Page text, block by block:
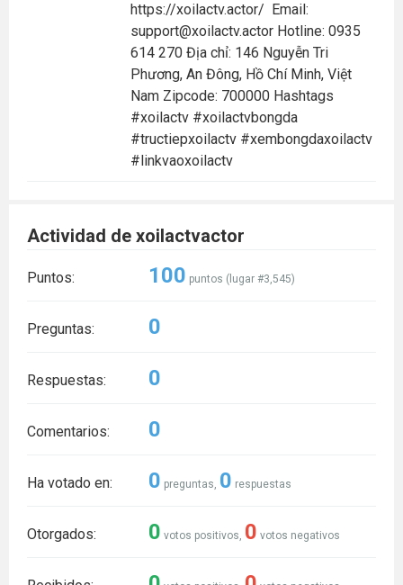
https://xoilactv.actor/ Email:
support@xoilactv.actor Hotline: 0935
614 270 Địa chỉ: 146 Nguyễn Tri
Phương, An Đông, Hồ Chí Minh, Việt
Nam Zipcode: 700000 Hashtags
#xoilactv #xoilactvbongda
#tructiepxoilactv #xembongdaxoilactv
#linkvaoxoilactv
Actividad de xoilactvactor
Puntos: 100 puntos (lugar #3,545)
Preguntas: 0
Respuestas: 0
Comentarios: 0
Ha votado en: 0 preguntas, 0 respuestas
Otorgados: 0 votos positivos, 0 votos negativos